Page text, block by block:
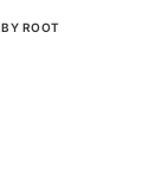
BY ROOT